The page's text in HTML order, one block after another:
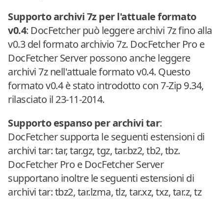
Supporto archivi 7z per l'attuale formato
v0.4: DocFetcher può leggere archivi 7z fino alla
v0.3 del formato archivio 7z. DocFetcher Pro e
DocFetcher Server possono anche leggere
archivi 7z nell'attuale formato v0.4. Questo
formato v0.4 è stato introdotto con 7-Zip 9.34,
rilasciato il 23-11-2014.
Supporto espanso per archivi tar:
DocFetcher supporta le seguenti estensioni di
archivi tar: tar, tar.gz, tgz, tar.bz2, tb2, tbz.
DocFetcher Pro e DocFetcher Server
supportano inoltre le seguenti estensioni di
archivi tar: tbz2, tar.lzma, tlz, tar.xz, txz, tar.z, tz